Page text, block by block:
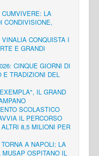
CUMVIVERE: LA
CONDIVISIONE,
CONQUISTA I
E GRANDI
CINQUE GIORNI DI
E TRADIZIONI DEL
IL GRAND
SCOLASTICO
IL PERCORSO
8,5 MILIONI PER
A NAPOLI: LA
OSPITANO IL